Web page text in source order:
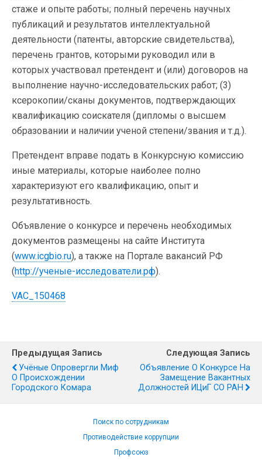
стаже и опыте работы; полный перечень научных
публикаций и результатов интеллектуальной
деятельности (патенты, авторские свидетельства),
перечень грантов, которыми руководил или в
которых участвовал претендент и (или) договоров на
выполнение научно-исследовательских работ; (3)
ксерокопии/сканы документов, подтверждающих
квалификацию соискателя (дипломы о высшем
образовании и наличии ученой степени/звания и т.д.).
Претендент вправе подать в Конкурсную комиссию
иные материалы, которые наиболее полно
характеризуют его квалификацию, опыт и
результативность.
Объявление о конкурсе и перечень необходимых
документов размещены на сайте Института
(www.icgbio.ru), а также на Портале вакансий РФ
(http://ученые-исследователи.рф).
VAC_150468
Предыдущая Запись
Учёные Опровергли Миф
О Происхождении
Городского Комара
Следующая Запись
Объявление О Конкурсе На
Замещение Вакантных
Должностей ИЦиГ СО РАН
Поиск по сотрудникам
Противодействие коррупции
Профсоюз